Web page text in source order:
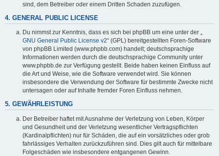
sind, dem Betreiber oder einem Dritten Schaden zuzufügen.
4. GENERAL PUBLIC LICENSE
Du nimmst zur Kenntnis, dass es sich bei phpBB um eine unter der „
GNU General Public License v2“ (GPL) bereitgestellten Foren-Software
von phpBB Limited (www.phpbb.com) handelt; deutschsprachige
Informationen werden durch die deutschsprachige Community unter
www.phpbb.de zur Verfügung gestellt. Beide haben keinen Einfluss auf
die Art und Weise, wie die Software verwendet wird. Sie können
insbesondere die Verwendung der Software für bestimmte Zwecke nicht
untersagen oder auf Inhalte fremder Foren Einfluss nehmen.
5. GEWÄHRLEISTUNG
Der Betreiber haftet mit Ausnahme der Verletzung von Leben, Körper
und Gesundheit und der Verletzung wesentlicher Vertragspflichten
(Kardinalpflichten) nur für Schäden, die auf ein vorsätzliches oder grob
fahrlässiges Verhalten zurückzuführen sind. Dies gilt auch für mittelbare
Folgeschäden wie insbesondere entgangenen Gewinn.